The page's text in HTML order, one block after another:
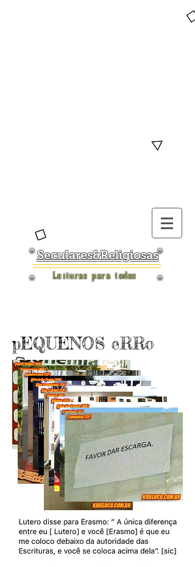
Seculares&Religiosas
Leituras para todos
pEQUENOS eRRo